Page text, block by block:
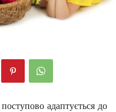
адаптується до